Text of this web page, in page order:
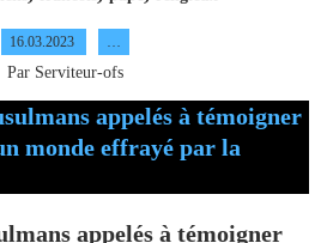
16.03.2023 …
Par Serviteur-ofs
appelés à témoigner